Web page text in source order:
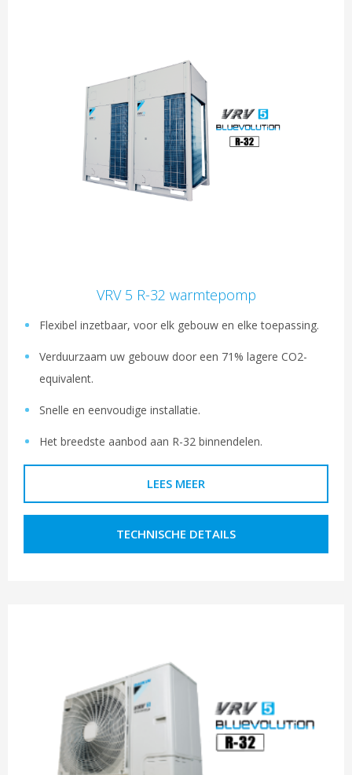
VRV 5 R-32 warmtepomp
Flexibel inzetbaar, voor elk gebouw en elke toepassing.
Verduurzaam uw gebouw door een 71% lagere CO2-
equivalent.
Snelle en eenvoudige installatie.
Het breedste aanbod aan R-32 binnendelen.
LEES MEER
TECHNISCHE DETAILS